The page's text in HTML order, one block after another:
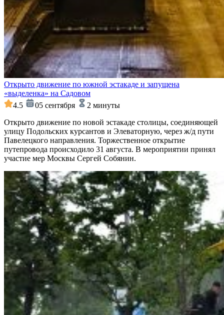
Открыто движение по южной эстакаде и запущена
«выделенка» на Садовом
4.5
05 сентября
2 минуты
Открыто движение по новой эстакаде столицы, соединяющей
улицу Подольских курсантов и Элеваторную, через ж/д пути
Павелецкого направления. Торжественное открытие
путепровода происходило 31 августа. В мероприятии принял
участие мер Москвы Сергей Собянин.